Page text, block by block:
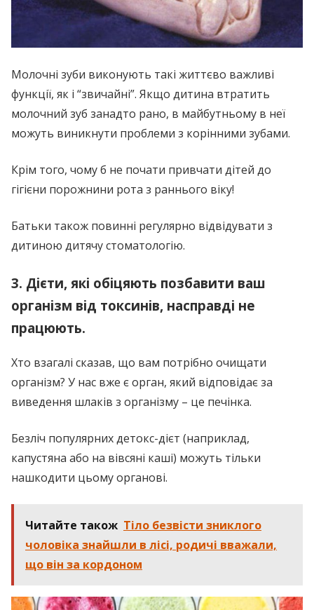
Молочні зуби виконують такі життєво важливі
функції, як і “звичайні”. Якщо дитина втратить
молочний зуб занадто рано, в майбутньому в неї
можуть виникнути проблеми з корінними зубами.
Крім того, чому б не почати привчати дітей до
гігієни порожнини рота з раннього віку!
Батьки також повинні регулярно відвідувати з
дитиною дитячу стоматологію.
3. Дієти, які обіцяють позбавити ваш
організм від токсинів, насправді не
працюють.
Хто взагалі сказав, що вам потрібно очищати
організм? У нас вже є орган, який відповідає за
виведення шлаків з організму – це печінка.
Безліч популярних детокс-дієт (наприклад,
капустяна або на вівсяні каші) можуть тільки
нашкодити цьому органові.
Читайте також Тiло безвicти зниклого
чоловіка знайшли в лісі, родичі вважали,
що він за кордоном